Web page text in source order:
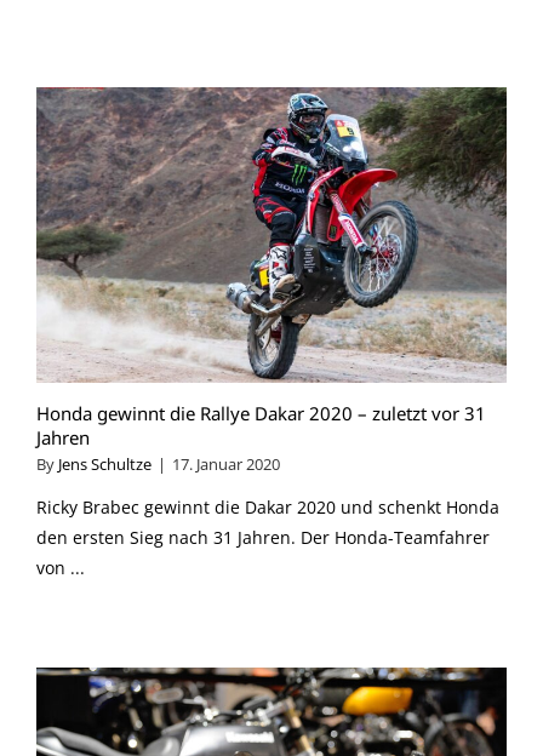
Honda gewinnt die Rallye Dakar 2020 – zuletzt vor 31
Jahren
By Jens Schultze | 17. Januar 2020
Ricky Brabec gewinnt die Dakar 2020 und schenkt Honda
den ersten Sieg nach 31 Jahren. Der Honda-Teamfahrer
von ...